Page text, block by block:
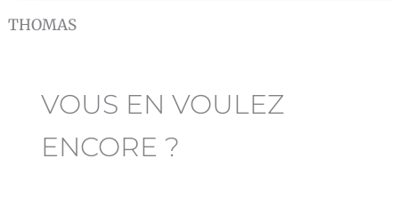
THOMAS
VOUS EN VOULEZ
ENCORE ?